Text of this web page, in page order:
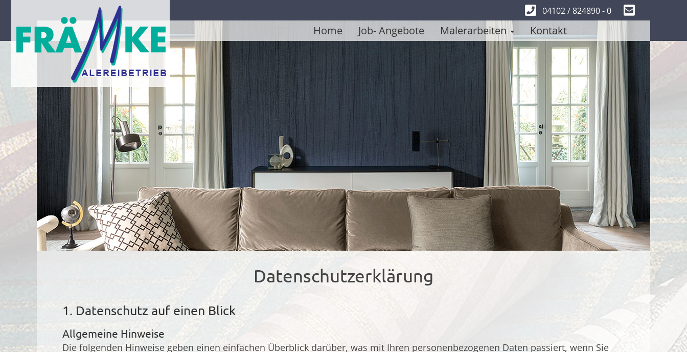
04102 / 824890 - 0
Home Job- Angebote Malerarbeiten Kontakt
Datenschutzerklärung
1. Datenschutz auf einen Blick
Allgemeine Hinweise
Die folgenden Hinweise geben einen einfachen Überblick darüber, was mit Ihren personenbezogenen Daten passiert, wenn Sie